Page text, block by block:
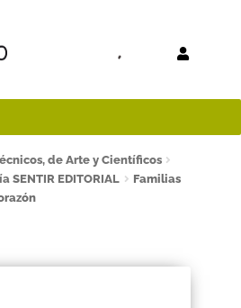
profesores!
de Arte y Científicos
SENTIR EDITORIAL
Familias